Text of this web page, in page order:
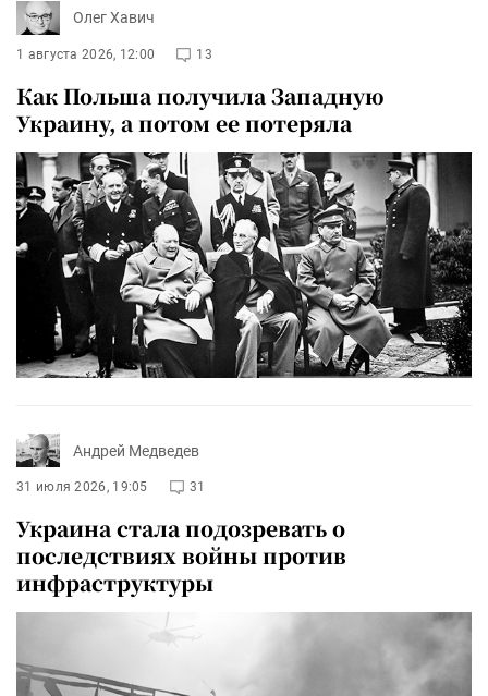
Олег Хавич
1 августа 2026, 12:00 13
Как Польша получила Западную
Украину, а потом ее потеряла
Андрей Медведев
31 июля 2026, 19:05 31
Украина стала подозревать о
последствиях войны против
инфраструктуры